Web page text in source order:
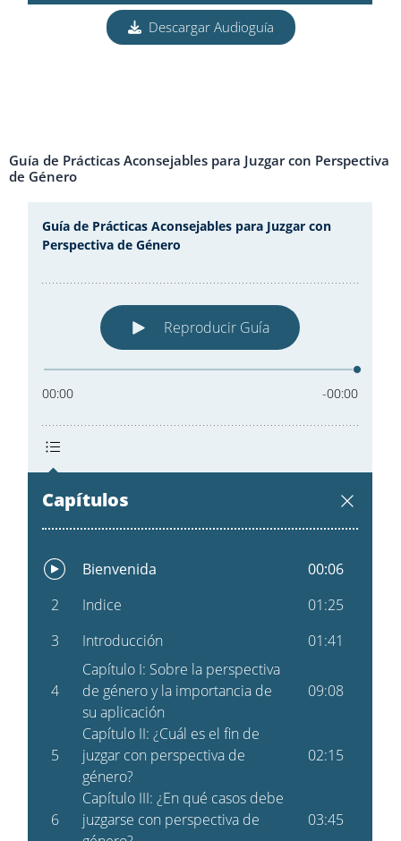
Descargar Audioguía
Guía de Prácticas Aconsejables para Juzgar con Perspectiva
de Género